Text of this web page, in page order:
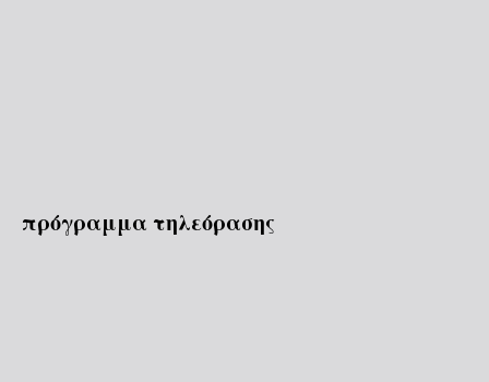
πρόγραμμα τηλεόρασης